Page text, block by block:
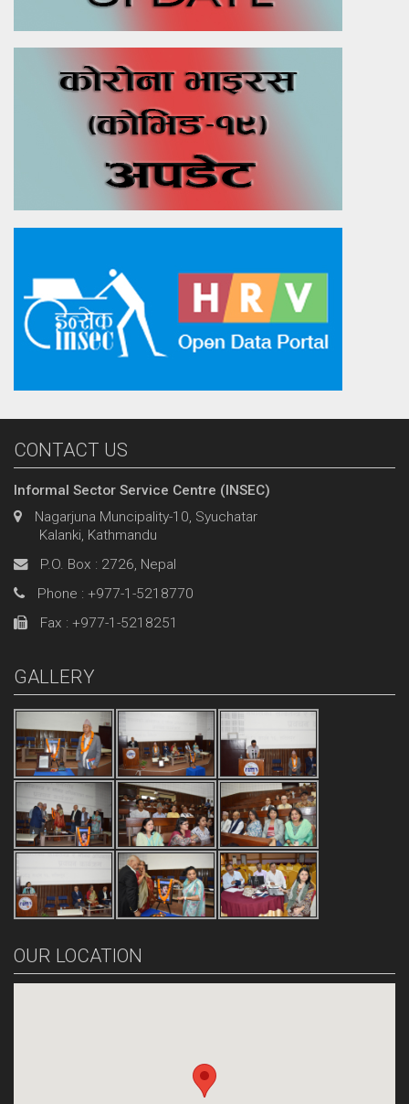
CONTACT US
Informal Sector Service Centre (INSEC)
Nagarjuna Muncipality-10, Syuchatar
Kalanki, Kathmandu
P.O. Box : 2726, Nepal
Phone : +977-1-5218770
Fax : +977-1-5218251
GALLERY
OUR LOCATION